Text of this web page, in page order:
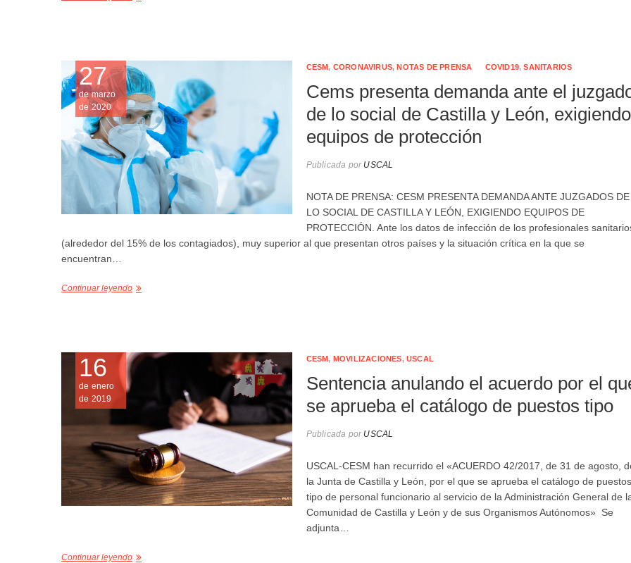
27
de marzo
de 2020
CESM, CORONAVIRUS,NOTAS DE PRENSA COVID19,SANITARIOS
Cems presenta demanda ante el
de lo social de Castilla y León, exigiendo
equipos de protección
Publicada porUSCAL
NOTA DE PRENSA: CESM PRESENTA DEMANDA ANTE JUZGADOS DE
LO SOCIAL DE CASTILLA Y LEÓN, EXIGIENDO EQUIPOS DE
PROTECCIÓN. Ante los datos de infección de los profesionales
(alrededor del 15% de los contagiados), muy superior al que presentan otros países y la situación crítica en la que se
encuentran…
Continuar leyendo
16
de enero
de 2019
CESM, MOVILIZACIONES,USCAL
Sentencia anulando el acuerdo por el
se aprueba el catálogo de puestos tipo
Publicada porUSCAL
USCAL-CESM han recurrido el «ACUERDO 42/2017, de 31 de agosto,
la Junta de Castilla y León, por el que se aprueba el catálogo de puestos
tipo de personal funcionario al servicio de la Administración General de
Comunidad de Castilla y León y de sus Organismos Autónomos» Se
adjunta…
Continuar leyendo